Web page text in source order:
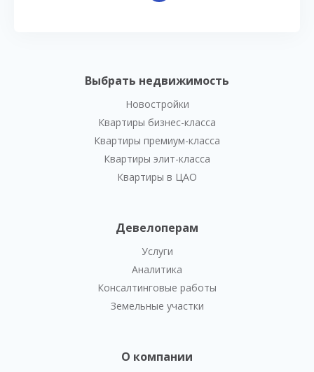
Выбрать недвижимость
Новостройки
Квартиры бизнес-класса
Квартиры премиум-класса
Квартиры элит-класса
Квартиры в ЦАО
Девелоперам
Услуги
Аналитика
Консалтинговые работы
Земельные участки
О компании